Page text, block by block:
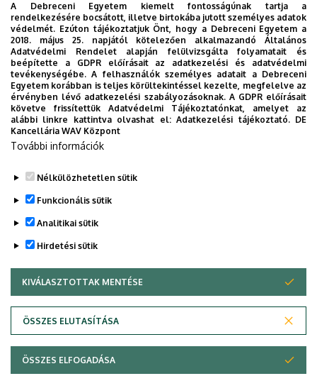
Az UD Mediversity mobilalkalmazás a Debreceni Egyetem
előremutató fejlesztése, melynek célja, hogy a betegek
és a hozzátartozók egyszerűen, gyorsan
eligazodhassanak a Klinikai Központ szolgáltatásai
között, mert az Ön egészsége a mi prioritásunk. A
Debreceni Egyetem egészségügyi ellátáskereső
alkalmazása lehetővé teszi felhasználói számára az
egyetem egészségügyi információihoz való naprakész
TOVÁBBI INFORMÁCIÓK
Adatvédelem
A Debreceni Egyetem kiemelt fontosságúnak tartja a
rendelkezésére bocsátott, illetve birtokába jutott személyes adatok
védelmét. Ezúton tájékoztatjuk Önt, hogy a Debreceni Egyetem a
2018. május 25. napjától kötelezően alkalmazandó Általános
Adatvédelmi Rendelet alapján felülvizsgálta folyamatait és
beépítette a GDPR előírásait az adatkezelési és adatvédelmi
tevékenységébe. A felhasználók személyes adatait a Debreceni
Egyetem korábban is teljes körültekintéssel kezelte, megfelelve az
érvényben lévő adatkezelési szabályozásoknak. A GDPR előírásait
követve frissítettük Adatvédelmi Tájékoztatónkat, amelyet az
alábbi linkre kattintva olvashat el:Adatkezelési tájékoztató. DE
Kancellária WAV Központ
További információk
Nélkülözhetetlen sütik
Funkcionális sütik
Analitikai sütik
Hirdetési sütik
KIVÁLASZTOTTAK MENTÉSE
ÖSSZES ELUTASÍTÁSA
WITHDRAW CONSENT
ÖSSZES ELFOGADÁSA